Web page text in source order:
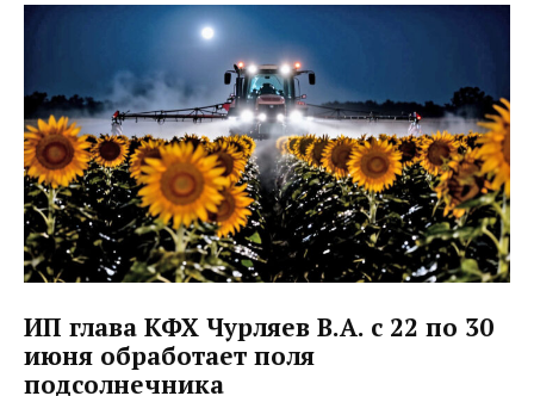
ИП глава КФХ Чурляев В.А. с 22 по 30
июня обработает поля
подсолнечника